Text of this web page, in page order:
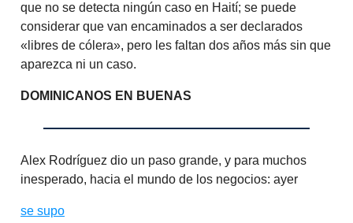
que no se detecta ningún caso en Haití; se puede
considerar que van encaminados a ser declarados
«libres de cólera», pero les faltan dos años más sin que
aparezca ni un caso.
DOMINICANOS EN BUENAS
Alex Rodríguez dio un paso grande, y para muchos
inesperado, hacia el mundo de los negocios: ayer
se supo